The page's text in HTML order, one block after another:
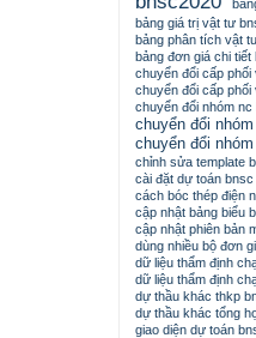
bảng giá trị vật tư
bảng phân tích vật
bảng đơn giá chi tiết
chuyển đổi cấp phối
chuyển đổi cấp phối
chuyển đổi nhóm nc
chuyển đổi
chuyển đổi
chỉnh sửa template
cài đặt dự toán bnsc
cách bóc thép điện
cập nhật bảng biểu
cập nhật phiên bản
dùng nhiều bộ đơn
dữ liệu thẩm định
dữ liệu thẩm định
dự thầu khác thkp
dự thầu khác tổng
giao diện dự toán